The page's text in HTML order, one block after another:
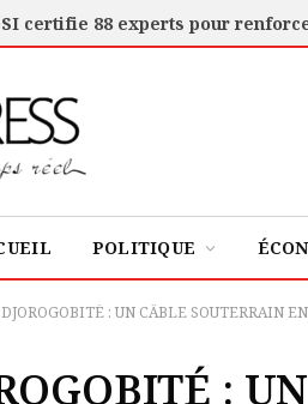
POLITIQUE
: UN CÂBLE SOUTERRAIN
: